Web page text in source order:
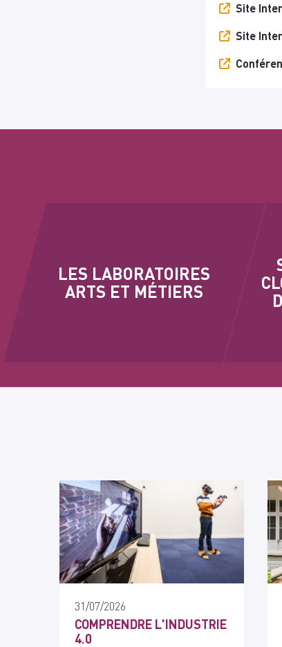
Site
Site
LES LABORATOIRES
ARTS ET MÉTIERS
31/07/2026
COMPRENDRE L'INDUSTRIE
4.0